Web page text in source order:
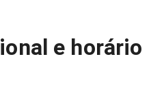
e horário